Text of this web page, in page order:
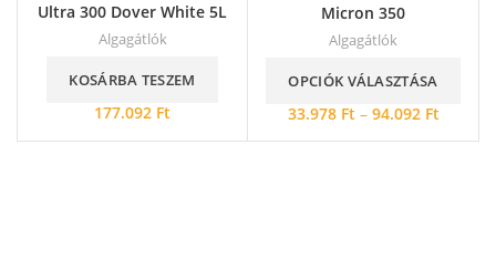
Ultra 300 Dover White 5L
Algagátlók
177.092 Ft
KOSÁRBA TESZEM
Micron 350
Algagátlók
33.978 Ft– 94.092 Ft
OPCIÓK VÁLASZTÁSA